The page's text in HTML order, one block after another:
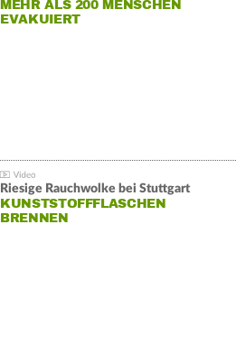
MEHR ALS 200 MENSCHEN
EVAKUIERT
Riesige Rauchwolke bei Stuttgart
KUNSTSTOFFFLASCHEN
BRENNEN